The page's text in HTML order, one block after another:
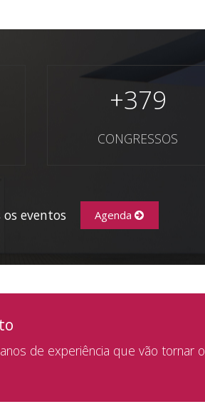
+379
CONGRESSOS
eventos Agenda
de experiência que vão tornar o